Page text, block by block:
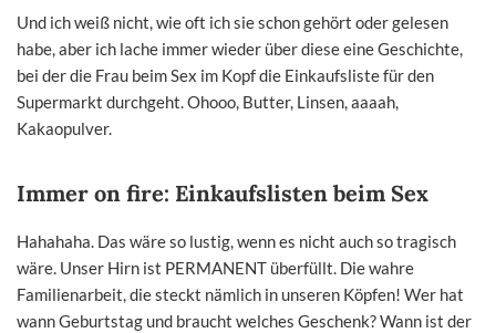
Und ich weiß nicht, wie oft ich sie schon gehört oder gelesen
habe, aber ich lache immer wieder über diese eine Geschichte,
bei der die Frau beim Sex im Kopf die Einkaufsliste für den
Supermarkt durchgeht. Ohooo, Butter, Linsen, aaaah,
Kakaopulver.
Immer on fire: Einkaufslisten beim Sex
Hahahaha. Das wäre so lustig, wenn es nicht auch so tragisch
wäre. Unser Hirn ist PERMANENT überfüllt. Die wahre
Familienarbeit, die steckt nämlich in unseren Köpfen! Wer hat
wann Geburtstag und braucht welches Geschenk? Wann ist der